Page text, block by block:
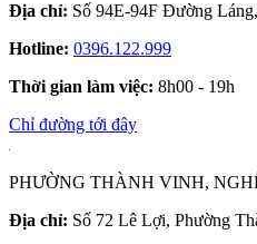
Địa chỉ: Số 94E-94F Đường
Hotline: 0396.122.999
Thời gian làm việc: 8h00 - 19h
Chỉ đường tới đây
PHƯỜNG THÀNH VINH,
Địa chỉ: Số 72 Lê Lợi, Phường